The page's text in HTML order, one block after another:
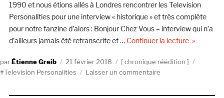
1990 et nous étions allés à Londres rencontrer les Television
Personalities pour une interview « historique » et très complète
pour notre fanzine d’alors : Bonjour Chez Vous – interview qui n’a
d’ailleurs jamais été retranscrite et … Continuer la lecturede «
AuteurÉtienne Greib
Publié
le
21 février 2018 Catégories
chronique réédition
Television Personalities
Laisser un commentaire